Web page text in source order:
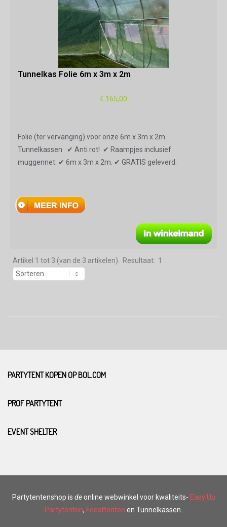
Tunnelkas Folie 6m x 3m x 2m
€ 165,00
Folie (ter vervanging) voor onze 6m x 3m x 2m
Tunnelkassen ✔ Anti rot! ✔ Raampjes inclusief
muggennet. ✔ 6m x 3m x 2m. ✔ GRATIS geleverd.
Artikel 1 tot 3 (van de 3 artikelen). Resultaat: 1
PARTYTENT KOPEN OP BOL.COM
PROF PARTYTENT
EVENT SHELTER
Partytentenshop is deonline webwinkel voor kwaliteits- Easy Up
Partytenten, Feesttenten en Tunnelkassen.